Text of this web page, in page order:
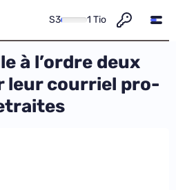
S3 1 Tio
à l’ordre deux
leur courriel pro-